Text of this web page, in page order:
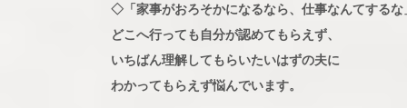
◇「家事がおろそかになるなら、仕事なんてするな
どこへ行っても自分が認めてもらえず、
いちばん理解してもらいたいはずの夫に
わかってもらえず悩んでいます。